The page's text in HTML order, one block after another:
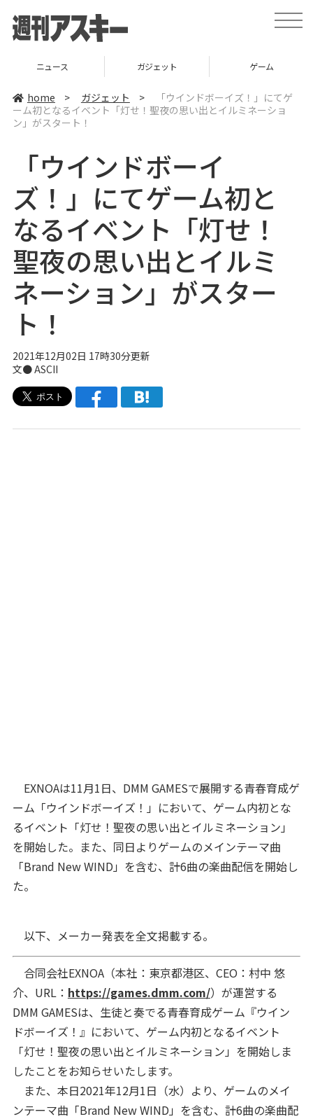
t
o
a
v
ニュース ガジェット ゲーム
home > ガジェット >
「ウインドボーイズ！」にてゲ
ーム初となるイベント「灯せ！聖夜の思い出とイルミネーショ
ン」がスタート！
「ウインドボーイ
ズ！」にてゲーム初と
なるイベント「灯せ！
聖夜の思い出とイルミ
ネーション」がスター
ト！
2021年12月02日 17時30分更新
文● ASCII
EXNOAは11月1日、DMM GAMESで展開する青春育成ゲ
ーム「ウインドボーイズ！」において、ゲーム内初とな
るイベント「灯せ！聖夜の思い出とイルミネーション」
を開始した。また、同日よりゲームのメインテーマ曲
「Brand New WIND」を含む、計6曲の楽曲配信を開始し
た。
以下、メーカー発表を全文掲載する。
合同会社EXNOA（本社：東京都港区、CEO：村中 悠
介、URL： https://games.dmm.com/）が運営する
DMM GAMESは、生徒と奏でる青春育成ゲーム『ウイン
ドボーイズ！』において、ゲーム内初となるイベント
「灯せ！聖夜の思い出とイルミネーション」を開始しま
したことをお知らせいたします。
また、本日2021年12月1日（水）より、ゲームのメイ
ンテーマ曲「Brand New WIND」を含む、計6曲の楽曲配